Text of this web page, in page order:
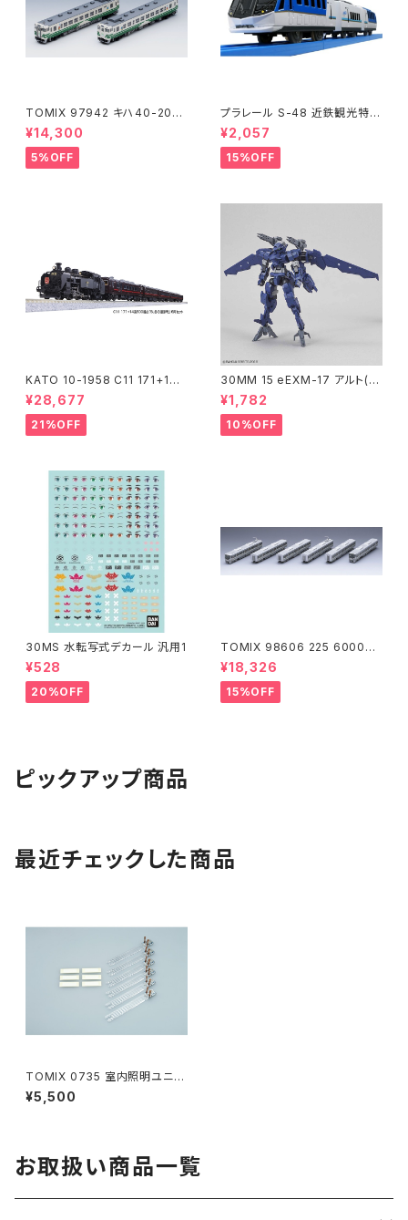
TOMIX 97942 キハ40-200
0(アリガトウキハ40・48・男鹿
線)2両 鉄道模型
¥14,300
5%OFF
プラレール S-48 近鉄観光特急
しまかぜ 鉄道模型
¥2,057
15%OFF
KATO 10-1958 C11 171+14
系｢SL冬の湿原号｣ 6両セット
特企品 Nゲージ 鉄道模型 北海
道（新品 在庫品）
¥28,677
21%OFF
30MM 15 eEXM-17 アルト(空
中戦仕様)ネイビー
¥1,782
10%OFF
30MS 水転写式デカール 汎用1
¥528
20%OFF
TOMIX 98606 225 6000系
(6両) 鉄道模型
¥18,326
15%OFF
ピックアップ商品
最近チェックした商品
TOMIX 0735 室内照明ユニッ
トCセット(白色LED･6本入) N
ゲージ 鉄道模型（新品 在庫
¥5,500
お取扱い商品一覧